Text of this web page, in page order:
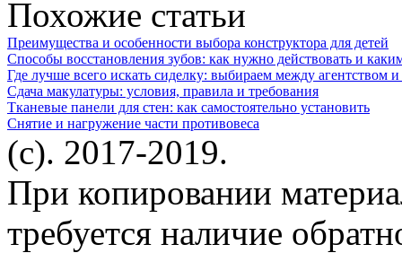
Похожие статьи
Преимущества и особенности выбора конструктора для детей
Способы восстановления зубов: как нужно действовать и
Где лучше всего искать сиделку: выбираем между агентством
Сдача макулатуры: условия, правила и требования
Тканевые панели для стен: как самостоятельно установить
Снятие и нагружение части противовеса
(c). 2017-2019.
При копировании
требуется наличие